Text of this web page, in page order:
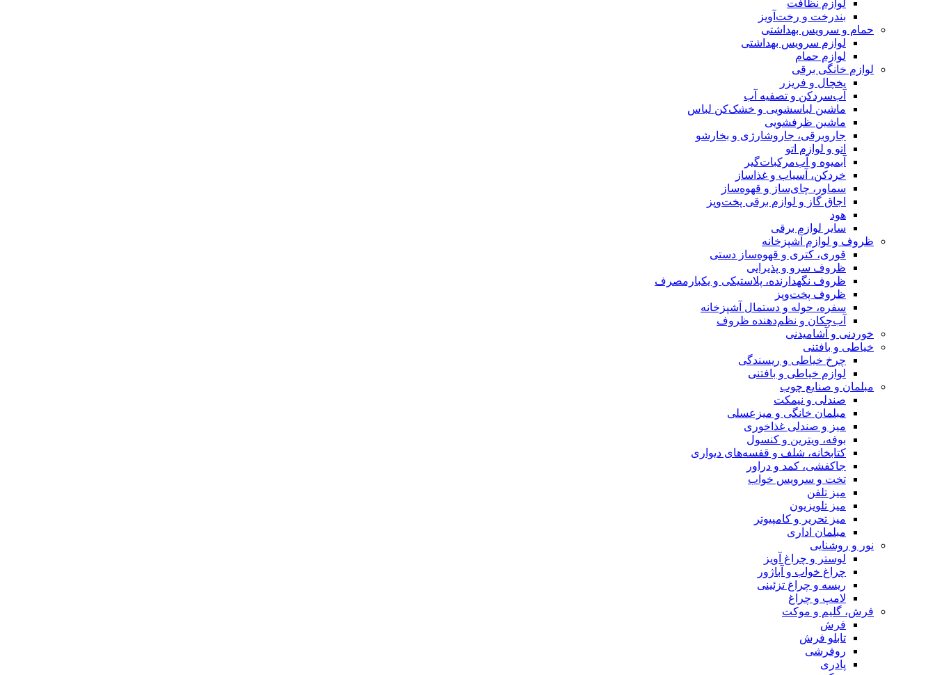
لوازم نظافت
بندرخت و رخت‌آویز
حمام و سرویس بهداشتی
لوازم سرویس بهداشتی
لوازم حمام
لوازم خانگی برقی
یخچال و فریزر
آب‌سردکن و تصفیه آب
ماشین لباسشویی و خشک‌کن لباس
ماشین ظرفشویی
جاروبرقی، جاروشارژی و بخارشو
اتو و لوازم اتو
آبمیوه و آب‌مرکبات‌گیر
خردکن، آسیاب و غذاساز
سماور، چای‌ساز و قهوه‌ساز
اجاق گاز و لوازم برقی پخت‌وپز
هود
سایر لوازم برقی
ظروف و لوازم آشپزخانه
قوری، کتری و قهوه‌ساز دستی
ظروف سرو و پذیرایی
ظروف نگهدارنده، پلاستیکی و یکبارمصرف
ظروف پخت‌وپز
سفره، حوله و دستمال آشپزخانه
آب‌چکان و نظم‌دهنده ظروف
خوردنی و آشامیدنی
خیاطی و بافتنی
چرخ خیاطی و ریسندگی
لوازم خیاطی و بافتنی
مبلمان و صنایع چوب
صندلی و نیمکت
مبلمان خانگی و میزعسلی
میز و صندلی غذاخوری
بوفه، ویترین و کنسول
کتابخانه، شلف و قفسه‌های دیواری
جاکفشی، کمد و دراور
تخت و سرویس خواب
میز تلفن
میز تلویزیون
میز تحریر و کامپیوتر
مبلمان اداری
نور و روشنایی
لوستر و چراغ آویز
چراغ خواب و آباژور
ریسه و چراغ تزئینی
لامپ و چراغ
فرش، گلیم و موکت
فرش
تابلو فرش
روفرشی
پادری